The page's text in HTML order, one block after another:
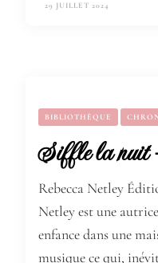
29 JUILLET 2024
BIBLIOTHÈQUE
Siffle la
Rebecca Netley
Netley est une
enfance dans une
musique ce qui,